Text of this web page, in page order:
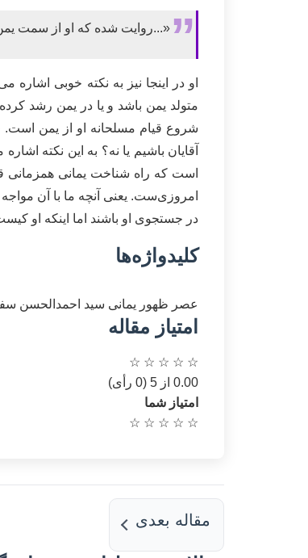
«...روایت شده که او از سمت یمن
او در اینجا نیز به نکته خوبی
متولد یمن باشد و یا در یمن رشد
شروع قیام مسلحانه او از یمن است.
آقایان باشیم یا نه؟ به این نکته
است که راه شناخت یمانی همزمانی
امروزی‌ست. یعنی آنچه ما با آن
در جستجوی او باشند اما اینکه او
کلیدواژه‌ها
عصر ظهور یمانی سید احمدالحسن
امتیاز مقاله
☆
☆
☆
☆
☆
0.00 از 5 (0 رأی)
امتیاز شما
☆
☆
☆
☆
☆
مقاله بعدی